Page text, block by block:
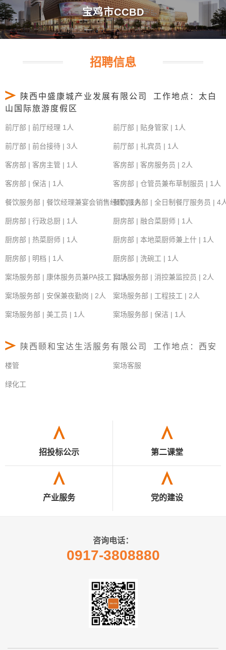
宝鸡市CCBD
招聘信息
陕西中盛康城产业发展有限公司 工作地点：太白
山国际旅游度假区
前厅部 | 前厅经理 1人 前厅部 | 贴身管家 | 1人
前厅部 | 前台接待 | 3人 前厅部 | 礼宾员 | 1人
客房部 | 客房主管 | 1人 客房部 | 客房服务员 | 2人
客房部 | 保洁 | 1人 客房部 | 仓管员兼布草制服员 | 1人
餐饮服务部 | 餐饮经理兼宴会销售经理 | 1人餐饮服务部 | 全日制餐厅服务员 | 4
厨房部 | 行政总厨 | 1人 厨房部 | 融合菜厨师 | 1人
厨房部 | 热菜厨师 | 1人 厨房部 | 本地菜厨师兼上什 | 1人
厨房部 | 明档 | 1人 厨房部 | 洗碗工 | 1人
案场服务部 | 康体服务员兼PA技工 | 1人案场服务部 | 消控兼监控员 | 2人
案场服务部 | 安保兼夜勤岗 | 2人 案场服务部 | 工程技工 | 2人
案场服务部 | 美工员 | 1人 案场服务部 | 保洁 | 1人
陕西颐和宝达生活服务有限公司 工作地点：西安
楼管 案场客服
绿化工
招投标公示 第二课堂
产业服务 党的建设
咨询电话：
0917-3808880